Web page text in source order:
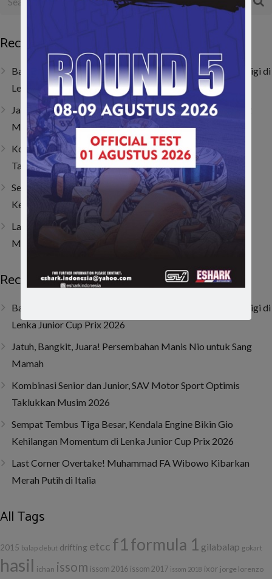
Recent Posts
Baru Dua Bulan Berlatih, Raja Athalla Khair Mulai Unjuk Gigi di
Lenka Junior Cup Prix 2026
Jatuh, Bangkit, Juara! Persembahan Manis Nio untuk Sang
Mamah
Kombinasi Senior dan Junior, SAV Motor Sport Optimis
Taklukkan Musim 2026
Sempat Tembus Tiga Besar, Kendala Engine Bikin Gio
Kehilangan Momentum di Lenka Junior Cup Prix 2026
Last Corner Overtake! Muhammad FA Wibowo Kibarkan
Merah Putih di Italia
Recent Posts
Baru Dua Bulan Berlatih, Raja Athalla Khair Mulai Unjuk Gigi di
Lenka Junior Cup Prix 2026
Jatuh, Bangkit, Juara! Persembahan Manis Nio untuk Sang
Mamah
Kombinasi Senior dan Junior, SAV Motor Sport Optimis
Taklukkan Musim 2026
Sempat Tembus Tiga Besar, Kendala Engine Bikin Gio
Kehilangan Momentum di Lenka Junior Cup Prix 2026
Last Corner Overtake! Muhammad FA Wibowo Kibarkan
Merah Putih di Italia
All Tags
2015 balap debut drifting etcc f1formula 1 gilabalap gokart
hasil ichan issom issom 2016 issom 2017 issom 2018 ixor jorge lorenzo